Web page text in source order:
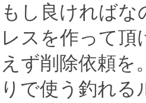
し良ければな
スを作って
ず削除依頼を
で使う釣れる